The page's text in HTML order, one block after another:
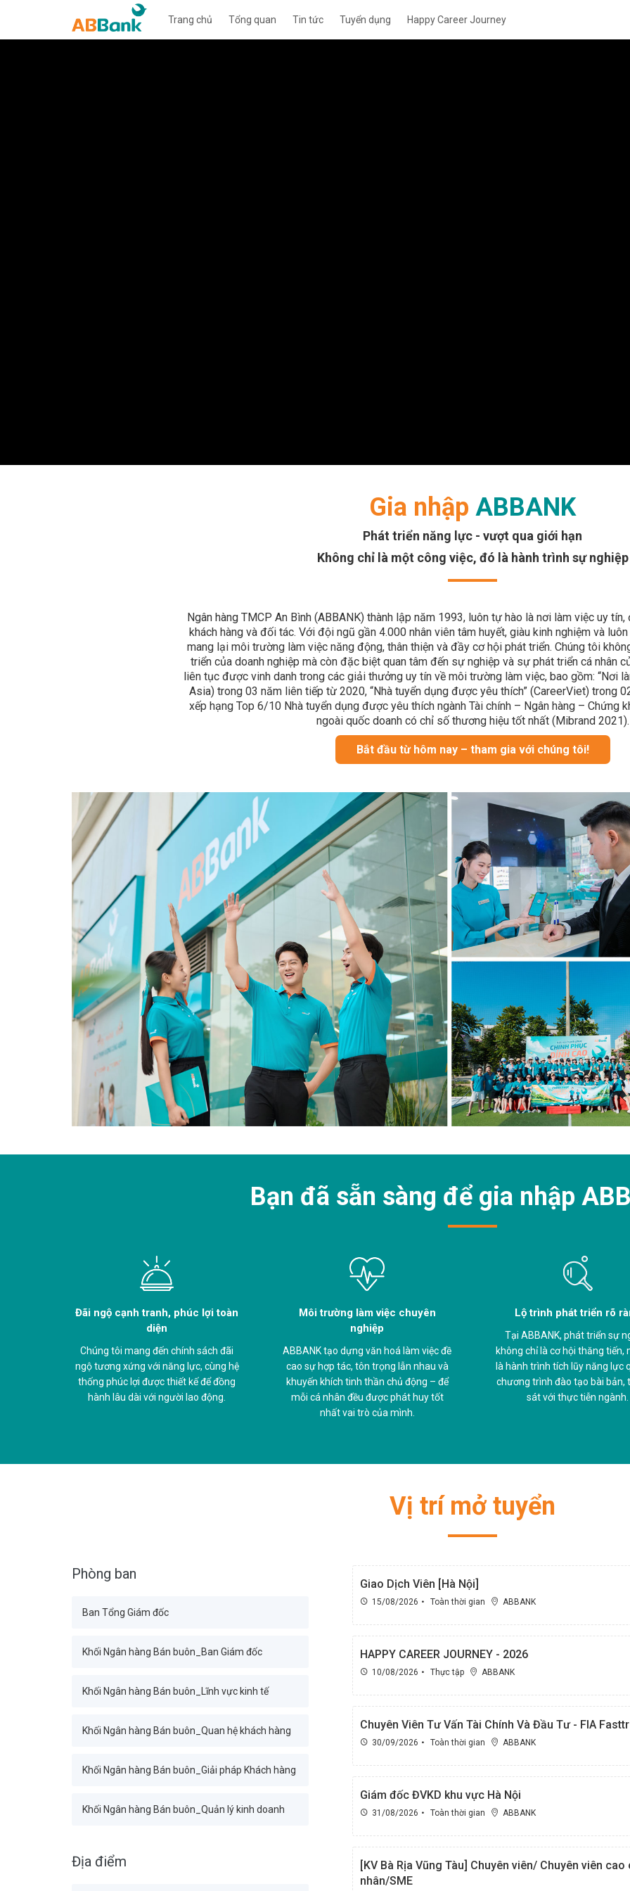
Trang chủ Tổng quan Tin tức Tuyển dụng Happy Career Journey
Gia nhập ABBANK
Phát triển năng lực - vượt qua giới hạn
Không chỉ là một công việc, đó là hành trình sự nghiệp
Ngân hàng TMCP An Bình (ABBANK) thành lập năm 1993, luôn tự hào là nơi làm việc uy
khách hàng và đối tác. Với đội ngũ gần 4.000 nhân viên tâm huyết, giàu kinh nghiệm và
mang lại môi trường làm việc năng động, thân thiện và đầy cơ hội phát triển. Chúng tôi
triển của doanh nghiệp mà còn đặc biệt quan tâm đến sự nghiệp và sự phát triển cá nhân
liên tục được vinh danh trong các giải thưởng uy tín về môi trường làm việc, bao gồm: “Nơi
Asia) trong 03 năm liên tiếp từ 2020, “Nhà tuyển dụng được yêu thích” (CareerViet) trong
xếp hạng Top 6/10 Nhà tuyển dụng được yêu thích ngành Tài chính – Ngân hàng – Chứng
ngoài quốc doanh có chỉ số thương hiệu tốt nhất (Mibrand 2021).
Bắt đầu từ hôm nay – tham gia với chúng tôi!
Bạn đã sẵn sàng để gia nhập
Đãi ngộ cạnh tranh, phúc lợi toàn
diện
Chúng tôi mang đến chính sách đãi
ngộ tương xứng với năng lực, cùng hệ
thống phúc lợi được thiết kế để đồng
hành lâu dài với người lao động.
Môi trường làm việc chuyên
nghiệp
ABBANK tạo dựng văn hoá làm việc đề
cao sự hợp tác, tôn trọng lẫn nhau và
khuyến khích tinh thần chủ động – để
mỗi cá nhân đều được phát huy tốt
nhất vai trò của mình.
Lộ trình phát triển rõ
Tại ABBANK, phát triển sự
không chỉ là cơ hội thăng tiến,
là hành trình tích lũy năng lực
chương trình đào tạo bài bản,
sát với thực tiễn ngành.
Vị trí mở tuyển
Phòng ban
Ban Tổng Giám đốc
Khối Ngân hàng Bán buôn_Ban Giám đốc
Khối Ngân hàng Bán buôn_Lĩnh vực kinh tế
Khối Ngân hàng Bán buôn_Quan hệ khách hàng
Khối Ngân hàng Bán buôn_Giải pháp Khách hàng
Khối Ngân hàng Bán buôn_Quản lý kinh doanh
Địa điểm
Giao Dịch Viên [Hà Nội]
15/08/2026 Toàn thời gian ABBANK
HAPPY CAREER JOURNEY - 2026
10/08/2026 Thực tập ABBANK
Chuyên Viên Tư Vấn Tài Chính Và Đầu Tư - FIA
30/09/2026 Toàn thời gian ABBANK
Giám đốc ĐVKD khu vực Hà Nội
31/08/2026 Toàn thời gian ABBANK
[KV Bà Rịa Vũng Tàu] Chuyên viên/ Chuyên viên
nhân/SME